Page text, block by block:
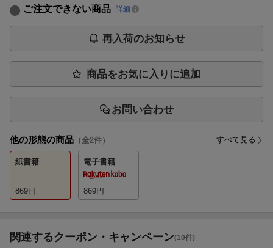
ご注文できない商品 詳細
再入荷のお知らせ
商品をお気に入りに追加
お問い合わせ
他の形態の商品 （全2件） すべて見る
紙書籍
869円
電子書籍
869円
関連するクーポン・キャンペーン(10件)